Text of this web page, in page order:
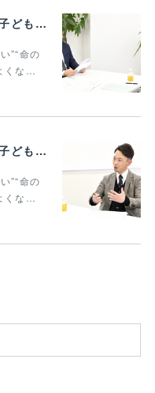
心地よく共存できる関係性から、子どもの発達に動物がよりよい影響を与える Vol.3
”“命の
くな…
心地よく共存できる関係性から、子どもの発達に動物がよりよい影響を与える Vol.2
”“命の
くな…